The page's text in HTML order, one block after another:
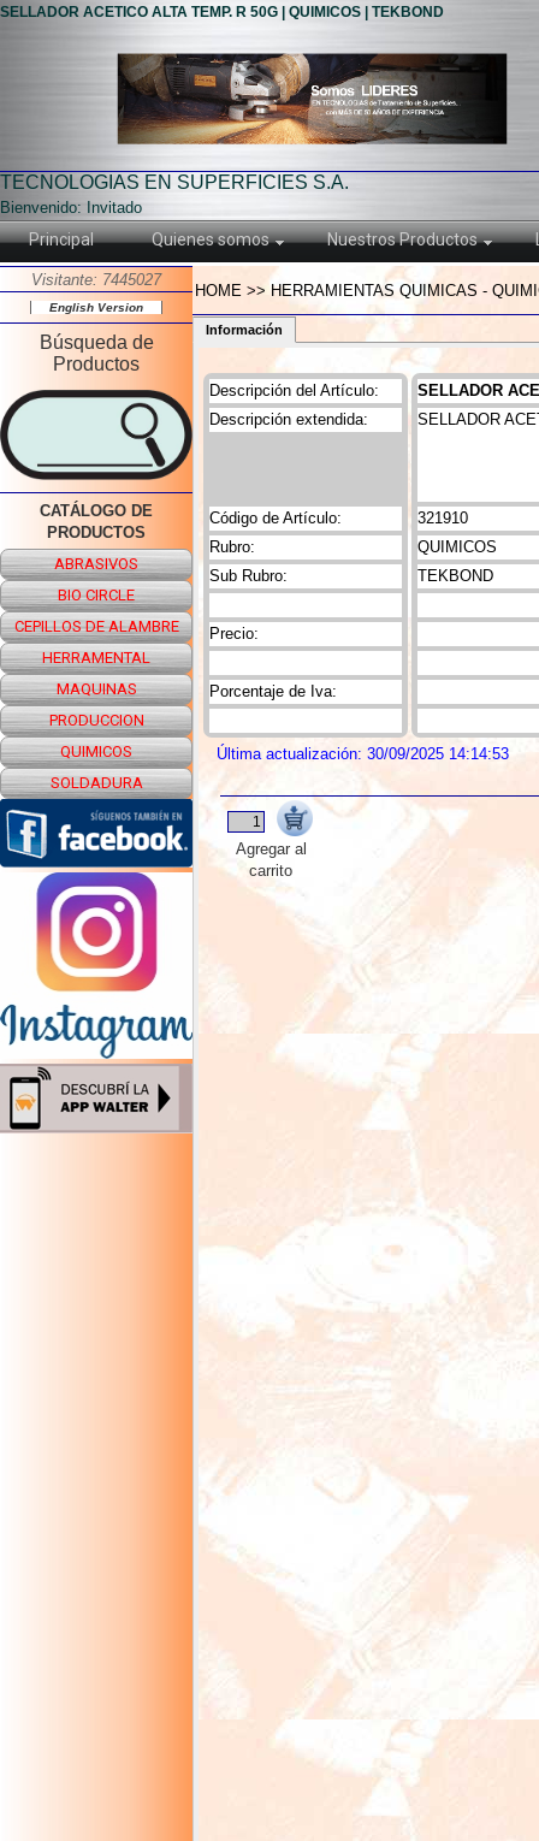
SELLADOR ACETICO ALTA TEMP. R 50G | QUIMICOS | TEKBOND
TECNOLOGIAS EN SUPERFICIES S.A.
Bienvenido: Invitado
Principal Quienes somos Nuestros Productos
Visitante: 7445027
English Version
Búsqueda de
Productos
CATÁLOGO DE
PRODUCTOS
ABRASIVOS
BIO CIRCLE
CEPILLOS DE ALAMBRE
HERRAMENTAL
MAQUINAS
PRODUCCION
QUIMICOS
SOLDADURA
HOME >> HERRAMIENTAS QUIMICAS -
Información
Descripción del Artículo:
Código de Artículo:
Rubro:
Sub Rubro:
Precio:
Descripción extendida:
Porcentaje de Iva:
SELLADOR
321910
QUIMICOS
TEKBOND
SELLADOR
Última actualización: 30/09/2025 14:14:53
Agregar al
carrito